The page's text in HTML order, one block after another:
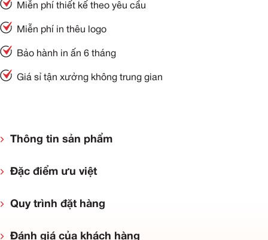
Miễn phí thiết kế theo yêu cầu
Miễn phí in thêu logo
Bảo hành in ấn 6 tháng
Giá sỉ tận xưởng không trung gian
Thông tin sản phẩm
Đặc điểm ưu việt
Quy trình đặt hàng
Đánh giá của khách hàng